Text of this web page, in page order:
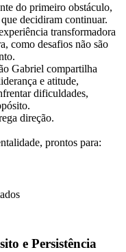
do primeiro obstáculo,
decidiram continuar.
transformadora
como desafios não são
Gabriel compartilha
e atitude,
dificuldades,
direção.
prontos para:
e Persistência